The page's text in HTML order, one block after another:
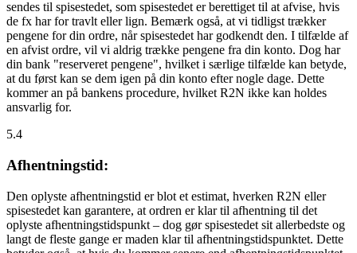
sendes til spisestedet, som spisestedet er berettiget til at afvise, hvis
de fx har for travlt eller lign. Bemærk også, at vi tidligst trækker
pengene for din ordre, når spisestedet har godkendt den. I tilfælde af
en afvist ordre, vil vi aldrig trække pengene fra din konto. Dog har
din bank "reserveret pengene", hvilket i særlige tilfælde kan betyde,
at du først kan se dem igen på din konto efter nogle dage. Dette
kommer an på bankens procedure, hvilket R2N ikke kan holdes
ansvarlig for.
5.4
Afhentningstid:
Den oplyste afhentningstid er blot et estimat, hverken R2N eller
spisestedet kan garantere, at ordren er klar til afhentning til det
oplyste afhentningstidspunkt – dog gør spisestedet sit allerbedste og
langt de fleste gange er maden klar til afhentningstidspunktet. Dette